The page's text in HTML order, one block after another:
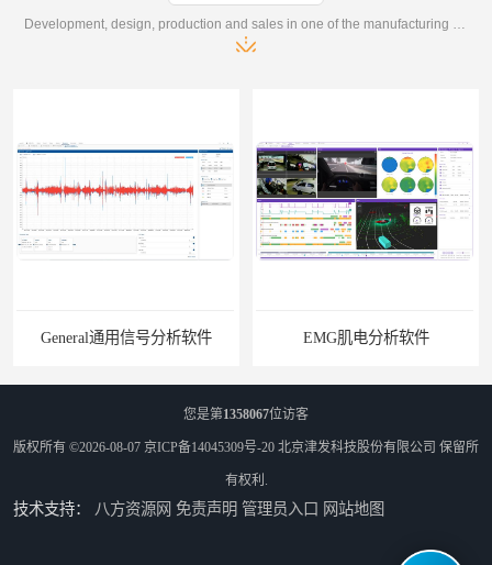
Development, design, production and sales in one of the manufacturing enterprises
General通用信号分析软件 EMG肌电分析软件
您是第1358067位访客
版权所有 ©2026-08-07 京ICP备14045309号-20 北京津发科技股份有限公司 保留所
有权利.
技术支持： 八方资源网 免责声明 管理员入口 网站地图